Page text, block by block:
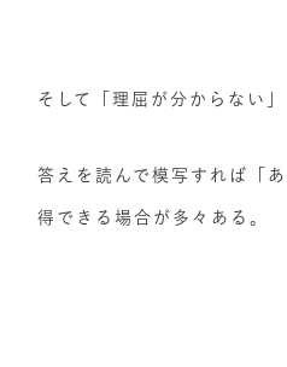
そして「理屈が分からない
答えを読んで模写すれば「
得できる場合が多々ある。